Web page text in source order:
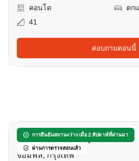
คอนโด
ตก
41
สอบถามตอนนี้
การยืนยันสถานะว่าง เมื่อ 2 สัปดาห์ที่ผ่านมา
ผ่านการตรวจสอบแล้ว
เดอะ ไพรเวซี่ จตุจักร
จอมพล, กรุงเทพ